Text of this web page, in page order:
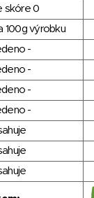
skóre 0
100g výrobku
-
-
-
-